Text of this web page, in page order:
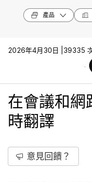
產品
2026年4月30日 | 39335
在會議和網
時翻譯
意見回饋？